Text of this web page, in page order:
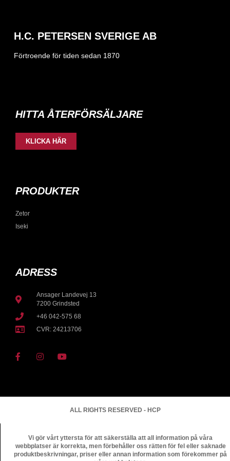
ADRESS
Ansager Landevej 13
7200 Grindsted
+46 042-575 68
CVR: 24213706
PRODUKTER
Zetor
Iseki
HITTA ÅTERFÖRSÄLJARE
KLICKA HÄR
H.C. PETERSEN SVERIGE AB
Förtroende för tiden sedan 1870
ALL RIGHTS RESERVED - HCP
Vi gör vårt yttersta för att säkerställa att all information på våra
webbplatser är korrekta, men förbehåller oss rätten för fel eller saknade
produktbeskrivningar, priser eller annan information som förekommer på